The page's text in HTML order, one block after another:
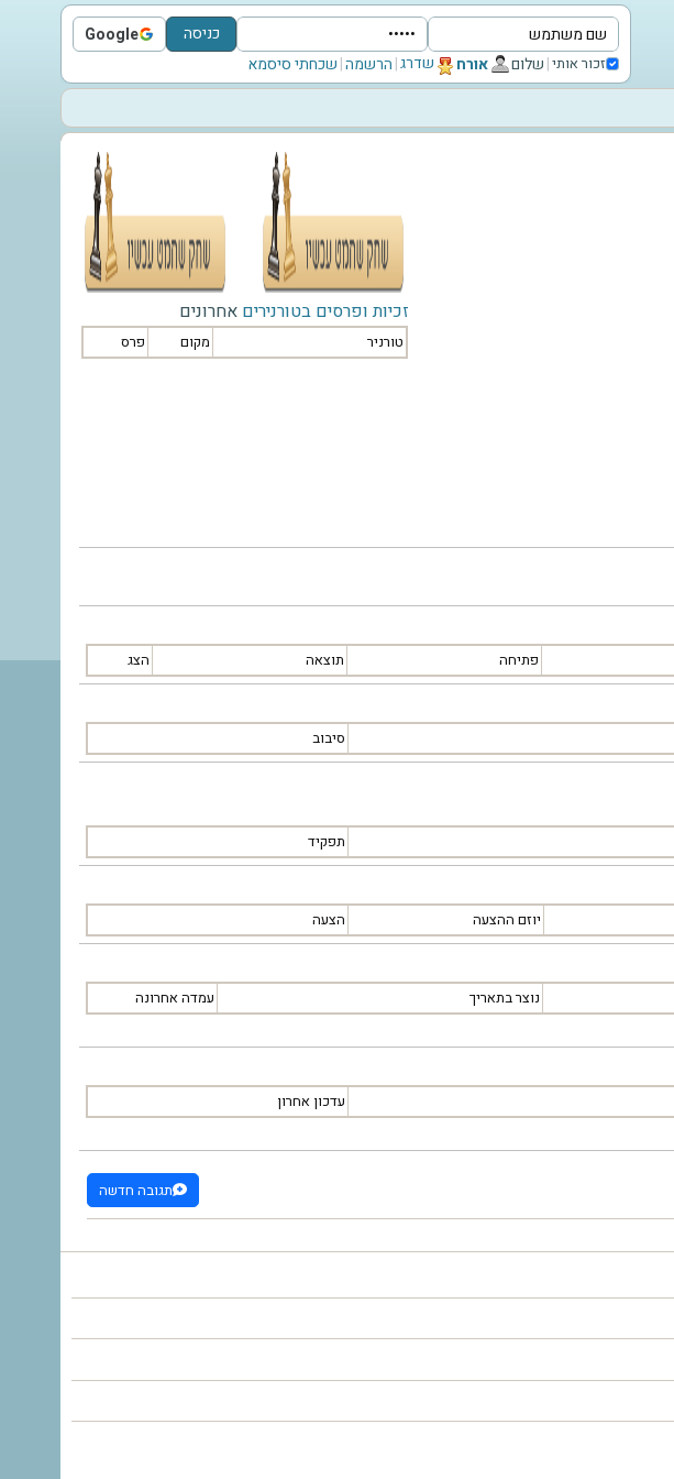
כניסה Google
Sign in with Google
זכור אותי|שלום ‫אורח‬ שדרג|הרשמה|שכחתי סיסמא
זכיות ופרסים בטורנירים אחרונים
טורניר מקום פרס
פתיחה תוצאה הצג
סיבוב
תפקיד
יוזם ההצעה הצעה
נוצר בתאריך עמדה אחרונה
עדכון אחרון
תגובה חדשה